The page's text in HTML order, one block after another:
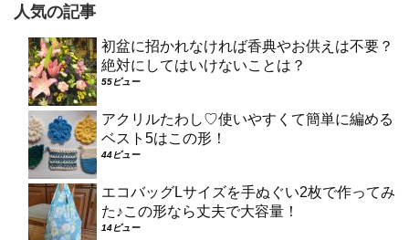
人気の記事
初盆に招かれなければ香典やお供えは不要？
絶対にしてはいけないことは？
55ビュー
アクリルたわし♡使いやすくて簡単に編める
ベスト5はこの形！
44ビュー
エコバッグLサイズを手ぬぐい2枚で作ってみ
た♪この形なら丈夫で大容量！
14ビュー